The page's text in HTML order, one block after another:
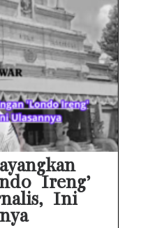
Ireng’
Ini